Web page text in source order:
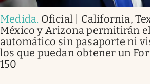
Medida. Oficial | California,
México y Arizona permitirán
automático sin pasaporte ni
los que puedan obtener un
150